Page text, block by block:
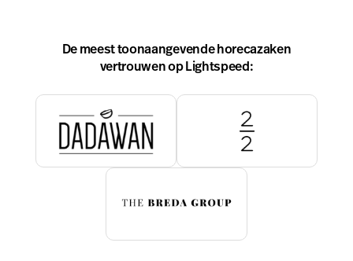
De meest toonaangevende horecazaken
vertrouwen op Lightspeed: